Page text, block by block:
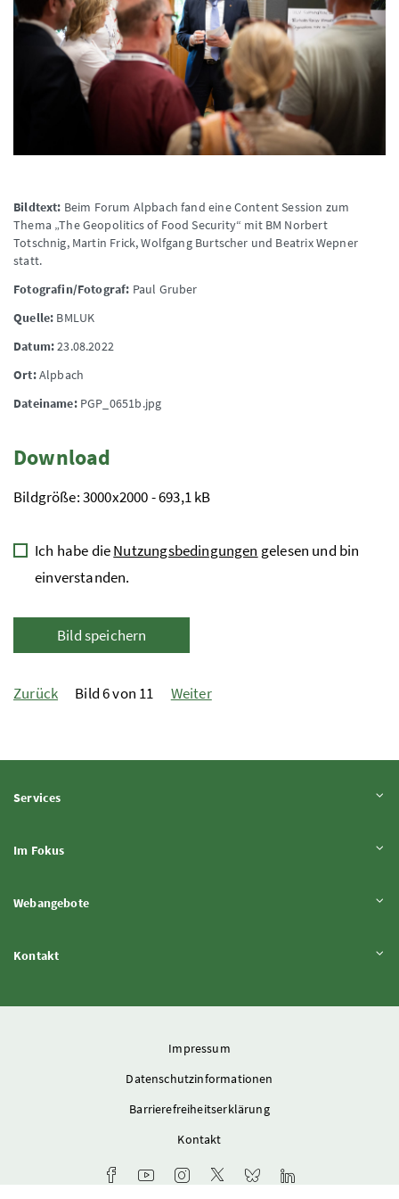
Bildtext: Beim Forum Alpbach fand eine Content Session zum
Thema „The Geopolitics of Food Security“ mit BM Norbert
Totschnig, Martin Frick, Wolfgang Burtscher und Beatrix Wepner
statt.
Fotografin/Fotograf: Paul Gruber
Quelle: BMLUK
Datum:23.08.2022
Ort:Alpbach
Dateiname:PGP_0651b.jpg
Download
Bildgröße: 3000x2000 - 693,1 kB
Ich habe dieNutzungsbedingungen gelesen und bin
einverstanden.
Bild speichern
Zurück Bild 6 von 11 Weiter
ServicesInhalt aufklappen
Im FokusInhalt aufklappen
WebangeboteInhalt aufklappen
KontaktInhalt aufklappen
Impressum
Datenschutzinformationen
Barrierefreiheitserklärung
Kontakt
Facebook-Kanal des Ministeriums
Youtube-Kanal des Bundesministeriums
Instagram-Auftritt des Ministeriums
X-Account des Ministeriums
Bluesky-Account des